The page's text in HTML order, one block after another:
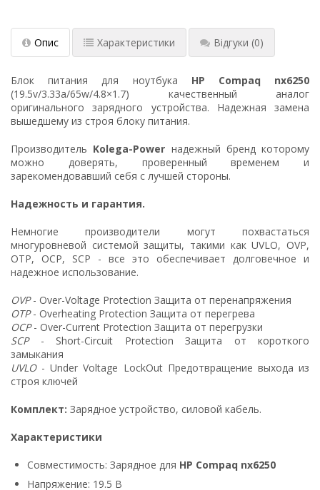
Опис Характеристики Відгуки (0)
Блок питания для ноутбука HP Compaq nx6250
(19.5v/3.33a/65w/4.8×1.7) качественный аналог
оригинального зарядного устройства. Надежная замена
вышедшему из строя блоку питания.
Производитель Kolega-Power надежный бренд которому
можно доверять, проверенный временем и
зарекомендовавший себя с лучшей стороны.
Надежность и гарантия.
Немногие производители могут похвастаться
многуровневой системой защиты, такими как UVLO, OVP,
OTP, OCP, SCP - все это обеспечивает долговечное и
надежное использование.
OVP- Over-Voltage Protection Защита от перенапряжения
OTP- Overheating Protection Защита от перегрева
OCP- Over-Current Protection Защита от перегрузки
SCP- Short-Circuit Protection Защита от короткого
замыкания
UVLO- Under Voltage LockOut Предотвращение выхода из
строя ключей
Комплект: Зарядное устройство, силовой кабель.
Характеристики
Совместимость: Зарядное для HP Compaq nx6250
Напряжение: 19.5 В